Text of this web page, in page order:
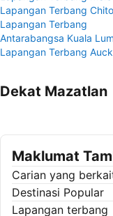
Lapangan Terbang
Lapangan Terbang
Antarabangsa Kuala
Lapangan Terbang
Dekat
Maklumat
Carian yang
Destinasi Popular
Lapangan terbang